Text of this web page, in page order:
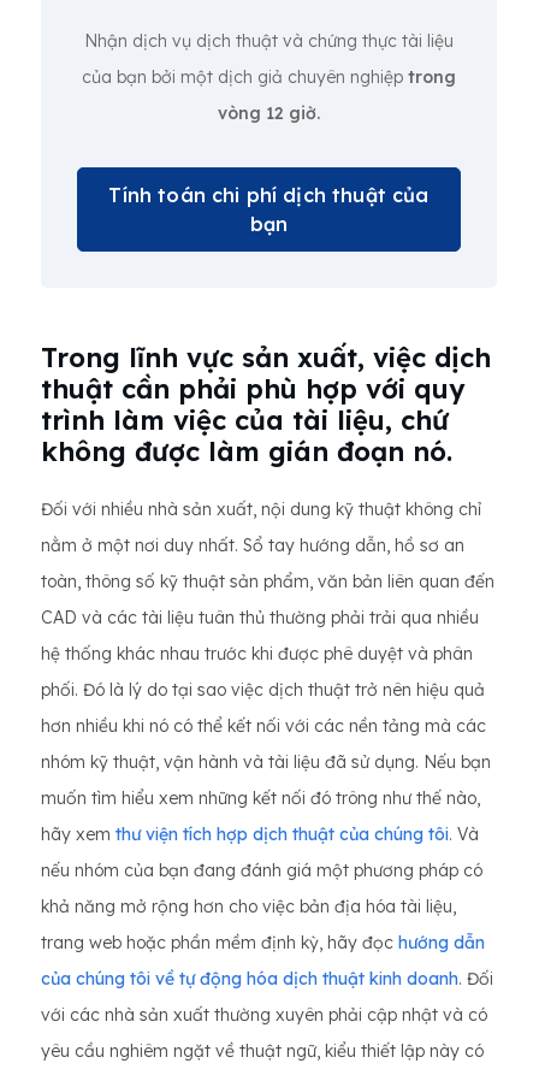
Nhận dịch vụ dịch thuật và chứng thực tài liệu
của bạn bởi một dịch giả chuyên nghiệp trong
vòng 12 giờ.
Tính toán chi phí dịch thuật của
bạn
Trong lĩnh vực sản xuất, việc dịch
thuật cần phải phù hợp với quy
trình làm việc của tài liệu, chứ
không được làm gián đoạn nó.
Đối với nhiều nhà sản xuất, nội dung kỹ thuật không chỉ
nằm ở một nơi duy nhất. Sổ tay hướng dẫn, hồ sơ an
toàn, thông số kỹ thuật sản phẩm, văn bản liên quan đến
CAD và các tài liệu tuân thủ thường phải trải qua nhiều
hệ thống khác nhau trước khi được phê duyệt và phân
phối. Đó là lý do tại sao việc dịch thuật trở nên hiệu quả
hơn nhiều khi nó có thể kết nối với các nền tảng mà các
nhóm kỹ thuật, vận hành và tài liệu đã sử dụng. Nếu bạn
muốn tìm hiểu xem những kết nối đó trông như thế nào,
hãy xem thư viện tích hợp dịch thuật của chúng tôi. Và
nếu nhóm của bạn đang đánh giá một phương pháp có
khả năng mở rộng hơn cho việc bản địa hóa tài liệu,
trang web hoặc phần mềm định kỳ, hãy đọc hướng dẫn
của chúng tôi về tự động hóa dịch thuật kinh doanh. Đối
với các nhà sản xuất thường xuyên phải cập nhật và có
yêu cầu nghiêm ngặt về thuật ngữ, kiểu thiết lập này có